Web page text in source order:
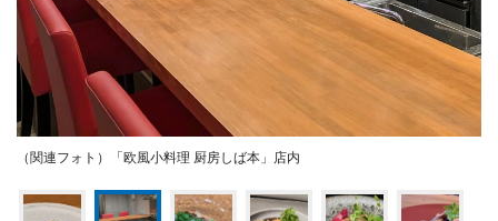
（関連フォト）「欧風小料理 厨房しば本」店内